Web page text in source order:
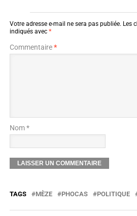
Votre adresse e-mail ne sera pas publiée. Les
indiqués avec *
Commentaire*
Nom *
TAGS MÈZE PHOCAS POLITIQUE